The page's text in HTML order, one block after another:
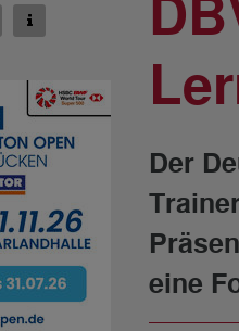
Der
eine